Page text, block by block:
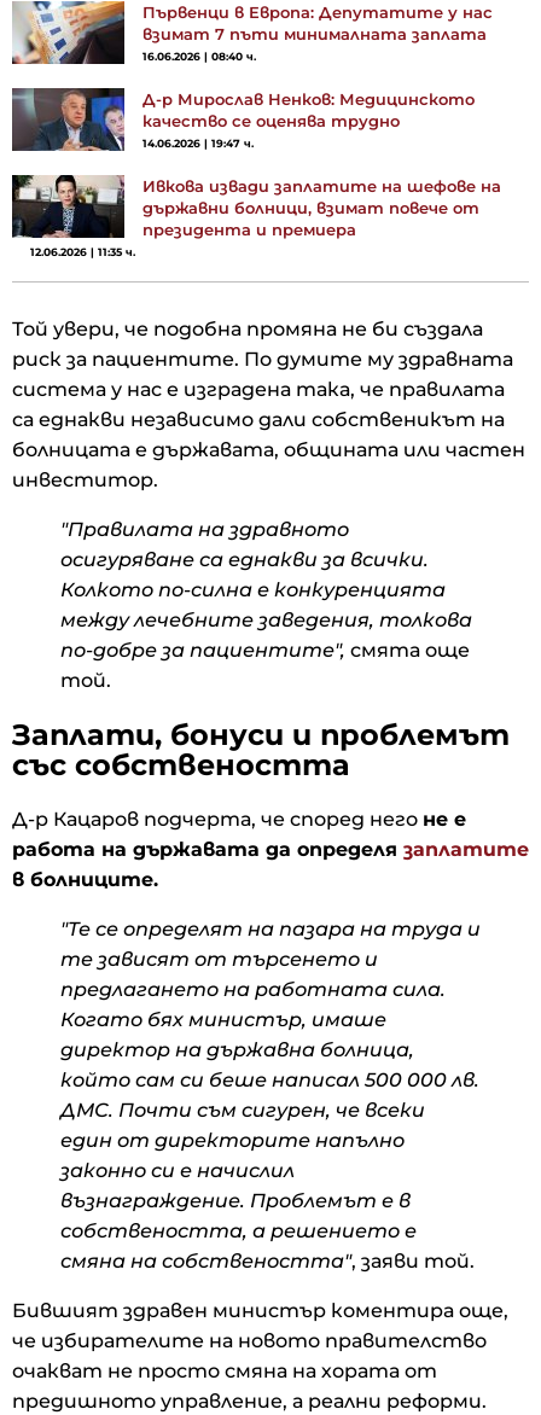
Първенци в Европа: Депутатите у нас
взимат 7 пъти минималната заплата
16.06.2026 | 08:40 ч.
Д-р Мирослав Ненков: Медицинското
качество се оценява трудно
14.06.2026 | 19:47 ч.
Ивкова извади заплатите на шефове на
държавни болници, взимат повече от
президента и премиера
12.06.2026 | 11:35 ч.
Той увери, че подобна промяна не би създала
риск за пациентите. По думите му здравната
система у нас е изградена така, че правилата
са еднакви независимо дали собственикът на
болницата е държавата, общината или частен
инвеститор.
"Правилата на здравното
осигуряване са еднакви за всички.
Колкото по-силна е конкуренцията
между лечебните заведения, толкова
по-добре за пациентите", смята още
той.
Заплати, бонуси и проблемът
със собствеността
Д-р Кацаров подчерта, че според него не е
работа на държавата да определя заплатите
в болниците.
"Те се определят на пазара на труда и
те зависят от търсенето и
предлагането на работната сила.
Когато бях министър, имаше
директор на държавна болница,
който сам си беше написал 500 000 лв.
ДМС. Почти съм сигурен, че всеки
един от директорите напълно
законно си е начислил
възнаграждение. Проблемът е в
собствеността, а решението е
смяна на собствеността", заяви той.
Бившият здравен министър коментира още,
че избирателите на новото правителство
очакват не просто смяна на хората от
предишното управление, а реални реформи.